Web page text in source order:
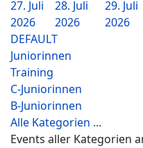
27. Juli
2026
28. Juli
2026
29. Juli
2026
DEFAULT
Juniorinnen
Training
C-Juniorinnen
B-Juniorinnen
Alle Kategorien ...
Events aller Kategorien